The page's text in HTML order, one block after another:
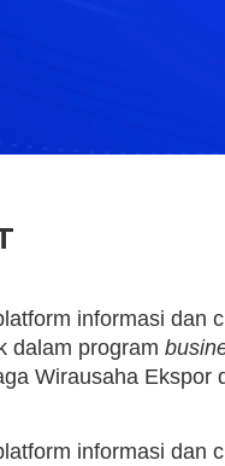
informasi dan
dalam program
Wirausaha Ekspor
informasi dan